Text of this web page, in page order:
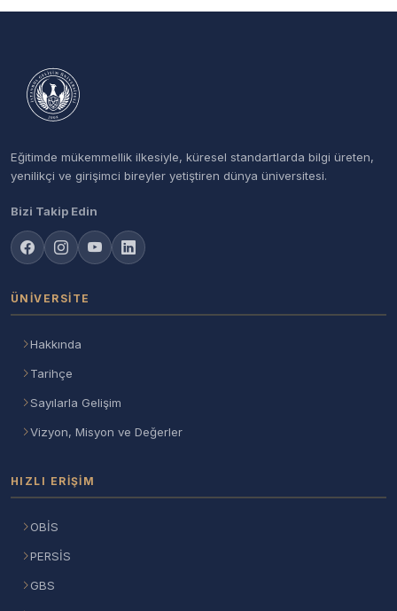
Eğitimde mükemmellik ilkesiyle, küresel standartlarda bilgi üreten,
yenilikçi ve girişimci bireyler yetiştiren dünya üniversitesi.
Bizi Takip Edin
ÜNIVERSITE
Hakkında
Tarihçe
Sayılarla Gelişim
Vizyon, Misyon ve Değerler
HIZLI ERIŞIM
OBİS
PERSİS
GBS